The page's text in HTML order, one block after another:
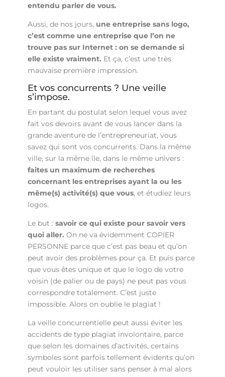
entendu parler de vous.
Aussi, de nos jours, une entreprise sans logo,
c’est comme une entreprise que l’on ne
trouve pas sur Internet : on se demande si
elle existe vraiment. Et ça, c’est une très
mauvaise première impression.
Et vos concurrents ? Une veille
s’impose.
En partant du postulat selon lequel vous avez
fait vos devoirs avant de vous lancer dans la
grande aventure de l’entrepreneuriat, vous
savez qui sont vos concurrents. Dans la même
ville, sur la même île, dans le même univers :
faites un maximum de recherches
concernant les entreprises ayant la ou les
même(s) activité(s) que vous, et étudiez leurs
logos.
Le but : savoir ce qui existe pour savoir vers
quoi aller. On ne va évidemment COPIER
PERSONNE parce que c’est pas beau et qu’on
peut avoir des problèmes pour ça. Et puis parce
que vous êtes unique et que le logo de votre
voisin (de palier ou de pays) ne peut pas vous
correspondre totalement. C’est juste
impossible. Alors on oublie le plagiat !
La veille concurrentielle peut aussi éviter les
accidents de type plagiat involontaire, parce
que selon les domaines d’activités, certains
symboles sont parfois tellement évidents qu’on
peut vouloir les utiliser sans penser à mal alors